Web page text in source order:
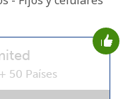
50 Países